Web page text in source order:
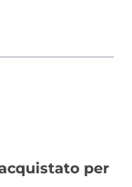
su 5 stelleper